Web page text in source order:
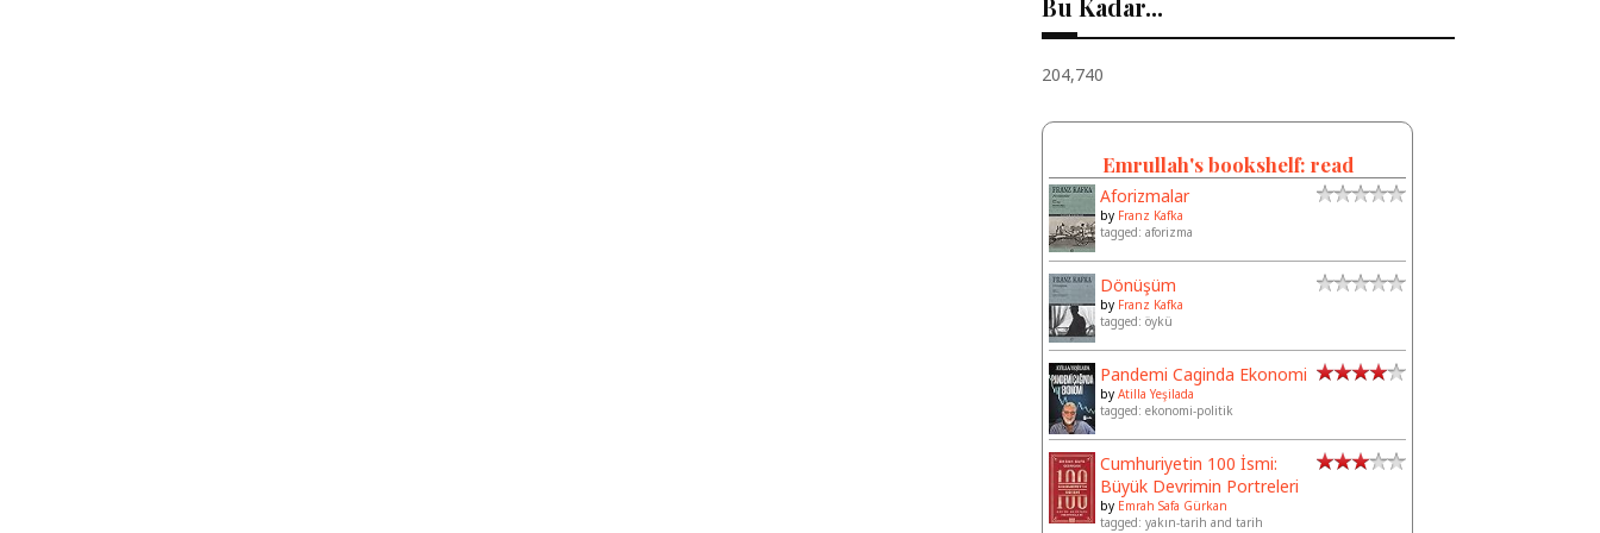
Bu Kadar...
204,740
Emrullah's bookshelf: read
Aforizmalar
by Franz Kafka
tagged: aforizma
Dönüşüm
by Franz Kafka
tagged: öykü
Pandemi Caginda Ekonomi
byAtilla Yeşilada
tagged: ekonomi-politik
Cumhuriyetin 100 İsmi:
Büyük Devrimin Portreleri
by Emrah Safa Gürkan
tagged: yakın-tarih and tarih